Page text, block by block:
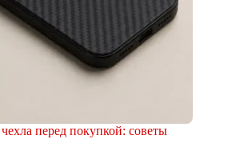
перед покупкой: советы